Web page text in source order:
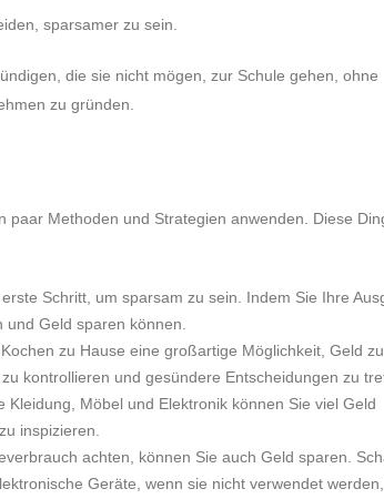
sparsamer zu sein.
die sie nicht mögen, zur Schule gehen, ohne
zu gründen.
Methoden und Strategien anwenden. Diese
Schritt, um sparsam zu sein. Indem Sie Ihre
Geld sparen können.
zu Hause eine großartige Möglichkeit, Geld zu
kontrollieren und gesündere Entscheidungen zu
Möbel und Elektronik können Sie viel Geld
inspizieren.
achten, können Sie auch Geld sparen.
Geräte, wenn sie nicht verwendet